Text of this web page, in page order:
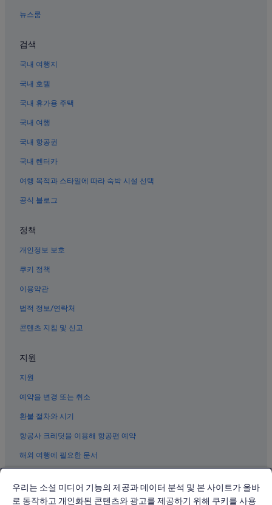
대구의 발코니가 있는 호텔
대구의 아파트
대구 호텔
대구의 캡슐 호텔
칠곡 지천 역의 아파트
대구의 아침 식사 제공 호텔
대구의 게스트하우스
대구의 레지던스
대구의 3성급 호텔
대구의 부티크 호텔
칠곡 지천 역의 게스트하우스
지천의 2성급 호텔
대구의 리조트
대구의 4성급 호텔
칠곡 지천 역의 모텔
대구의 해변 호텔
대구의 골프 호텔
지천의 4성급 호텔
대구의 로지
대구의 Hilton Hotels
대구의 캐러밴 파크
뉴스룸
검색
국내 여행지
국내 호텔
국내 휴가용 주택
국내 여행
국내 항공권
국내 렌터카
여행 목적과 스타일에 따라 숙박 시설 선택
공식 블로그
정책
개인정보 보호
쿠키 정책
이용약관
법적 정보/연락처
콘텐츠 지침 및 신고
지원
지원
예약을 변경 또는 취소
환불 절차와 시기
항공사 크레딧을 이용해 항공편 예약
해외 여행에 필요한 문서
우리는 소셜 미디어 기능의 제공과 데이터 분석 및 본 사이트가 올바
로 동작하고 개인화된 콘텐츠와 광고를 제공하기 위해 쿠키를 사용